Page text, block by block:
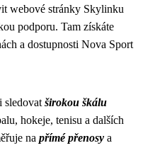
webové stránky Skylinku
podporu. Tam získáte
a dostupnosti Nova Sport
sledovat širokou škálu
hokeje, tenisu a dalších
na přímé přenosy a